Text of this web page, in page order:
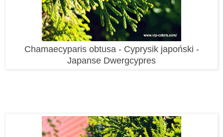
Chamaecyparis obtusa - Cyprysik japoński -
Japanse Dwergcypres